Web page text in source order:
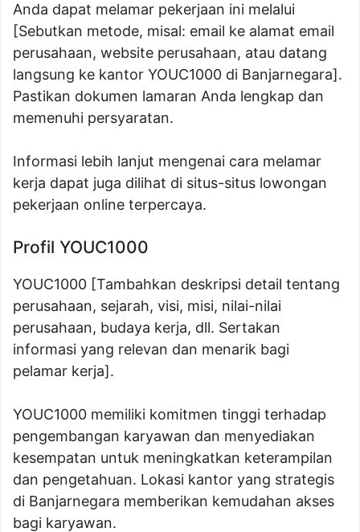
Anda dapat melamar pekerjaan ini melalui
[Sebutkan metode, misal: email ke alamat email
perusahaan, website perusahaan, atau datang
langsung ke kantor YOUC1000 di Banjarnegara].
Pastikan dokumen lamaran Anda lengkap dan
memenuhi persyaratan.
Informasi lebih lanjut mengenai cara melamar
kerja dapat juga dilihat di situs-situs lowongan
pekerjaan online terpercaya.
Profil YOUC1000
YOUC1000 [Tambahkan deskripsi detail tentang
perusahaan, sejarah, visi, misi, nilai-nilai
perusahaan, budaya kerja, dll. Sertakan
informasi yang relevan dan menarik bagi
pelamar kerja].
YOUC1000 memiliki komitmen tinggi terhadap
pengembangan karyawan dan menyediakan
kesempatan untuk meningkatkan keterampilan
dan pengetahuan. Lokasi kantor yang strategis
di Banjarnegara memberikan kemudahan akses
bagi karyawan.